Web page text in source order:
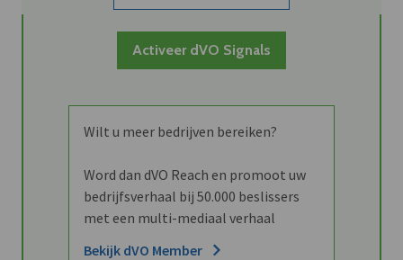
Activeer dVO Signals
Wilt u meer bedrijven bereiken?
Word dan dVO Reach en promoot uw
bedrijfsverhaal bij 50.000 beslissers
met een multi-mediaal verhaal
Bekijk dVO Member